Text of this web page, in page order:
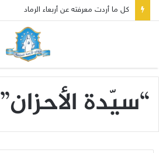
كل ما أردت معرفته عن أربعاء الرماد
“سيّدة الأحزان”